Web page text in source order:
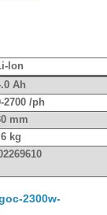
lon
Ah
2700 /ph
mm
kg
2300w-